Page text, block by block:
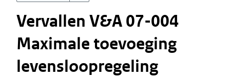
Vervallen V&A 07-004
Maximale toevoeging
levensloopregeling